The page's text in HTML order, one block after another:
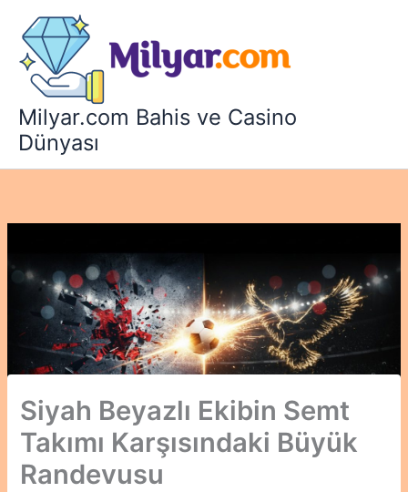
Milyar.com Bahis ve Casino
Dünyası
Siyah Beyazlı Ekibin Semt
Takımı Karşısındaki Büyük
Randevusu